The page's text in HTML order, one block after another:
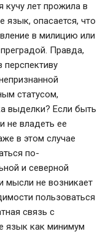
кучу лет прожила в
язык, опасается, что
в милицию или
Правда,
статусом,
выделки? Если быть
не владеть ее
в этом случае
по-
и северной
мысли не возникает
пользоваться
связь с
язык как минимум